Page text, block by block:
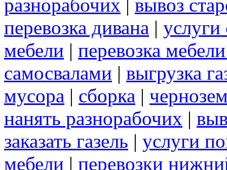
разнорабочих | вывоз
перевозка дивана | услуги
мебели | перевозка
самосвалами | выгрузка
мусора | сборка |
нанять разнорабочих |
заказать газель | услуги
мебели | перевозки